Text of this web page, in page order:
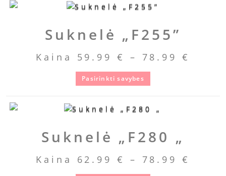
Suknelė „F255”
Kaina 59.99 € – 78.99 €
Pasirinkti savybes
Suknelė „F280 „
Kaina 62.99 € – 78.99 €